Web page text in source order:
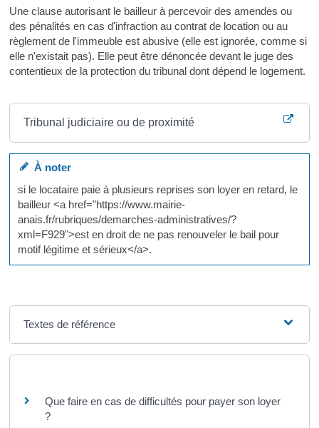
Une clause autorisant le bailleur à percevoir des amendes ou
des pénalités en cas d'infraction au contrat de location ou au
règlement de l'immeuble est abusive (elle est ignorée, comme si
elle n'existait pas). Elle peut être dénoncée devant le juge des
contentieux de la protection du tribunal dont dépend le logement.
Tribunal judiciaire ou de proximité
À noter
si le locataire paie à plusieurs reprises son loyer en retard, le
bailleur <a href="https://www.mairie-
anais.fr/rubriques/demarches-administratives/?
xml=F929">est en droit de ne pas renouveler le bail pour
motif légitime et sérieux</a>.
Textes de référence
Que faire en cas de difficultés pour payer son loyer
?